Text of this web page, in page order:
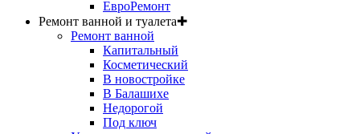
ЕвроРемонт
Ремонт ванной и туалета✚
Ремонт ванной
Капитальный
Косметический
В новостройке
В Балашихе
Недорогой
Под ключ